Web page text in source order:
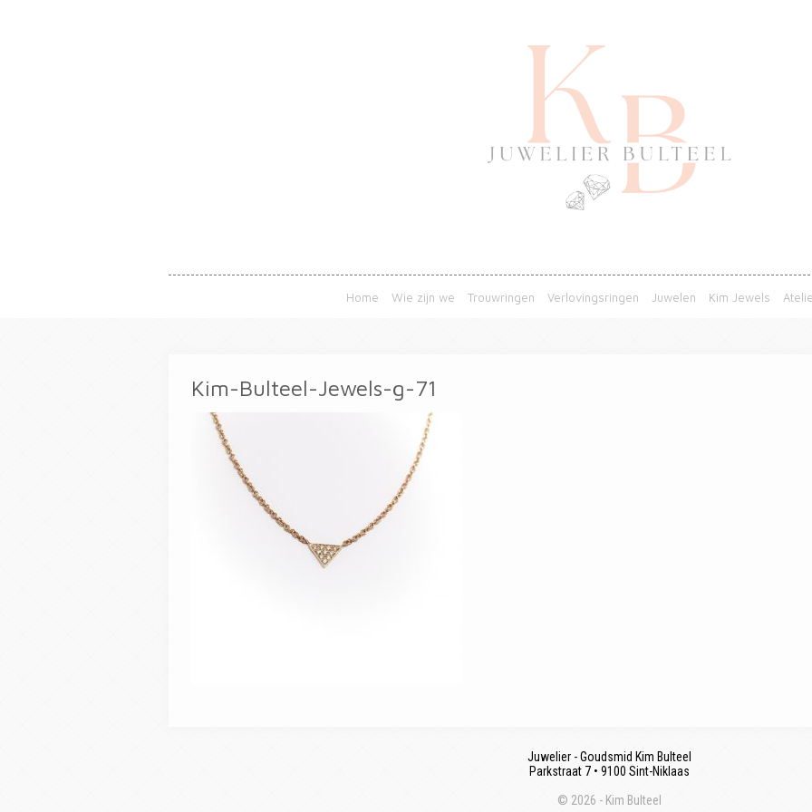
Home Wie zijn we Trouwringen Verlovingsringen Juwelen Kim Jewels
Kim-Bulteel-Jewels-g-71
Juwelier - Goudsmid Kim Bulteel
Parkstraat 7 • 9100 Sint-Niklaas
© 2026 - Kim Bulteel